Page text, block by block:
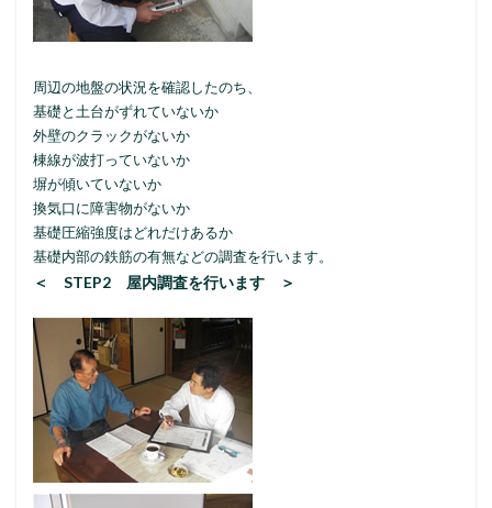
周辺の地盤の状況を確認したのち、
基礎と土台がずれていないか
外壁のクラックがないか
棟線が波打っていないか
塀が傾いていないか
換気口に障害物がないか
基礎圧縮強度はどれだけあるか
基礎内部の鉄筋の有無などの調査を行います。
＜ STEP2 屋内調査を行います ＞